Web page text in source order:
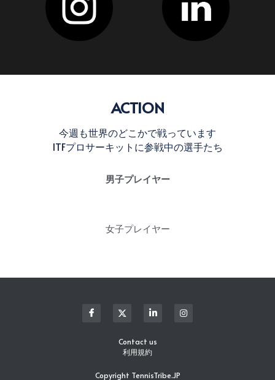
ACTION
今週も世界のどこかで戦っています
ITFプロサーキットに参戦中の選手たち
男子プレイヤー
女子プレイヤー
Contact us
利用規約
Copyright TennisTribe.JP